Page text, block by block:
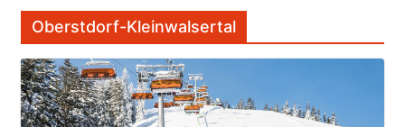
Oberstdorf-Kleinwalsertal